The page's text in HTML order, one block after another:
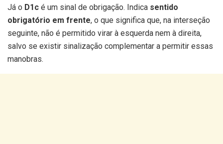
Já o D1c é um sinal de obrigação. Indica sentido
obrigatório em frente, o que significa que, na interseção
seguinte, não é permitido virar à esquerda nem à direita,
salvo se existir sinalização complementar a permitir essas
manobras.